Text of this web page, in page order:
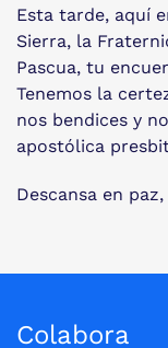
Esta tarde, aquí
Sierra, la
Pascua, tu
Tenemos la
nos bendices y
apostólica
Descansa en
Colabora